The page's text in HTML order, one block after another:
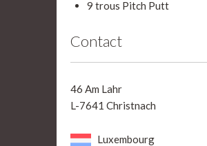
9 trous Pitch Putt
Contact
46 Am Lahr
L-7641 Christnach
Luxembourg